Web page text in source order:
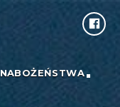
NABOŻEŃSTWA